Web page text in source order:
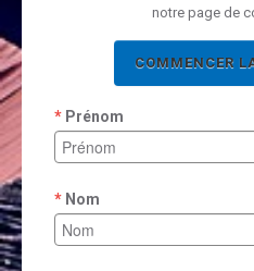
notre page de
COMMENCER
Prénom
Nom